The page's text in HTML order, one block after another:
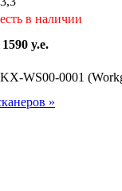
есть в наличии
1590 y.e.
KX-WS00-0001
»